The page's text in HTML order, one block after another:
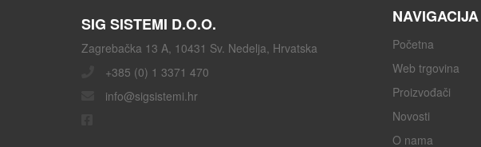
SIG SISTEMI D.O.O.
Zagrebačka 13 A, 10431 Sv. Nedelja, Hrvatska
+385 (0) 1 3371 470
info@sigsistemi.hr
NAVIGACIJA
Početna
Web trgovina
Proizvođači
Novosti
O nama